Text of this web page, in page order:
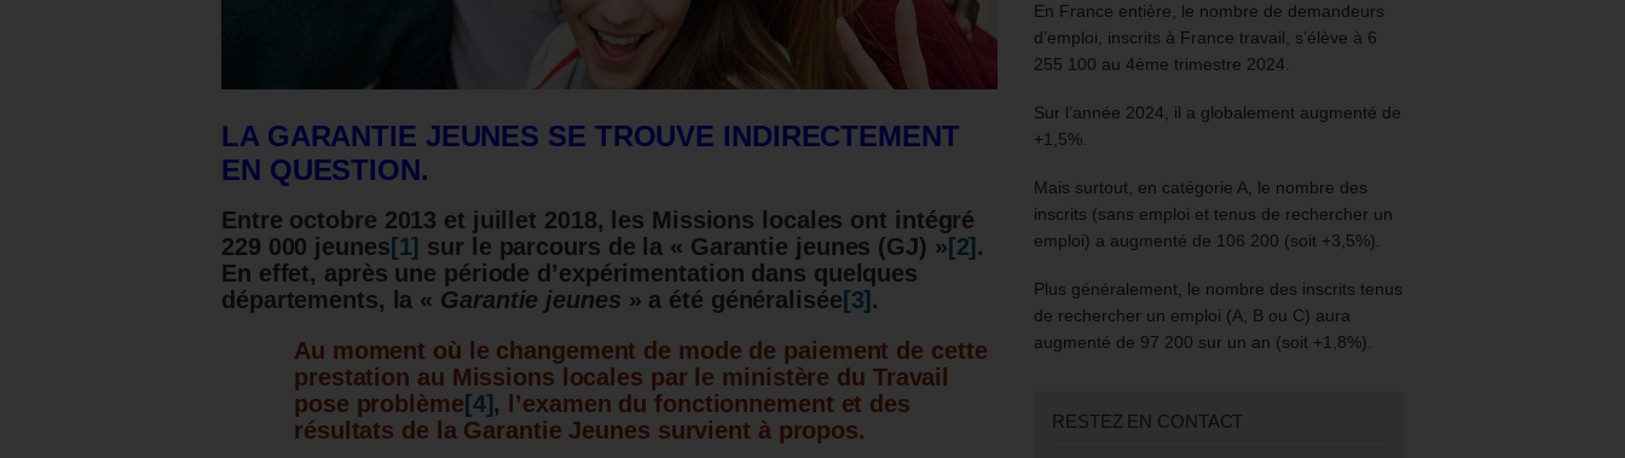
LA GARANTIE JEUNES SE TROUVE INDIRECTEMENT
EN QUESTION.
Entre octobre 2013 et juillet 2018, les Missions locales ont intégré
229 000 jeunes [1] sur le parcours de la « Garantie jeunes (GJ) » [2] .
En effet, après une période d’expérimentation dans quelques
départements, la « Garantie jeunes » a été généralisée [3] .
Au moment où le changement de mode de paiement de cette
prestation au Missions locales par le ministère du Travail
pose problème [4],
l’examen du fonctionnement et des
résultats de la Garantie Jeunes survient à propos.
En France entière, le nombre de demandeurs
d’emploi, inscrits à France travail, s’élève à 6
255 100 au 4ème trimestre 2024.
Sur l’année 2024, il a globalement augmenté de
+1,5%.
Mais surtout, en catégorie A, le nombre des
inscrits (sans emploi et tenus de rechercher un
emploi) a augmenté de 106 200 (soit +3,5%).
Plus généralement, le nombre des inscrits tenus
de rechercher un emploi (A, B ou C) aura
augmenté de 97 200 sur un an (soit +1,8%).
RESTEZ EN CONTACT